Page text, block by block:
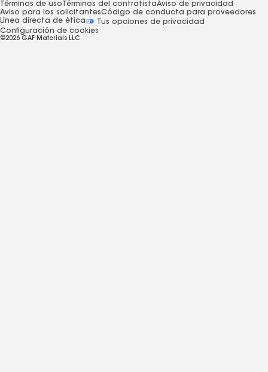
Términos de uso Términos del contratistaAviso de privacidad
Aviso para los solicitantesCódigo de conducta para proveedores
Línea directa de ética
Tus opciones de privacidad
Configuración de cookies
©2026 GAF Materials LLC